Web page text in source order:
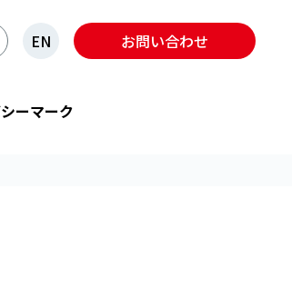
EN お問い合わせ
ーマーク